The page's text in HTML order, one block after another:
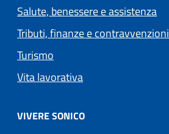
Salute, benessere e assistenza
Tributi, finanze e contravvenzioni
Turismo
Vita lavorativa
VIVERE SONICO